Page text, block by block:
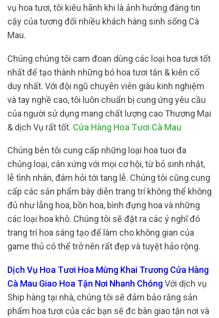
vụ hoa tươi, tôi kiêu hãnh khi là ảnh hưởng đáng tin
cậy của tương đối nhiều khách hàng sinh sống Cà
Mau.
Chúng chúng tôi cam đoan dùng các loại hoa tươi tốt
nhất để tạo thành những bó hoa tươi tắn & kiên cố
duy nhất. Với đội ngũ chuyên viên giàu kinh nghiệm
và tay nghề cao, tôi luôn chuẩn bị cung ứng yêu cầu
của người sử dụng mang chất lượng cao Thương Mại
& dịch Vụ rất tốt. Cửa Hàng Hoa Tươi Cà Mau
Chúng bên tôi cung cấp những loại hoa tuoi đa
chủng loại, cân xứng với mọi cơ hội, từ bỏ sinh nhật,
lễ tình nhân, đám hỏi tới tang lễ. Chúng tôi cũng cung
cấp các sản phẩm bày diễn trang trí không thể không
đủ như lẵng hoa, bồn hoa, bình đựng hoa và những
các loại hoa khô. Chúng tôi sẽ đặt ra các ý nghĩ đó
trang trí hoa sáng tạo để làm cho không gian của
game thủ có thể trở nên rất đẹp và tuyệt hảo rộng.
Dịch Vụ Hoa Tươi Hoa Mừng Khai Trương Cửa Hàng
Cà Mau Giao Hoa Tận Nơi Nhanh ChóngVới dịch vụ
Ship hàng tại nhà, chúng tôi sẽ đảm bảo rằng sản
phẩm hoa tươi của các bạn sẽ đc bàn giao tận nơi và